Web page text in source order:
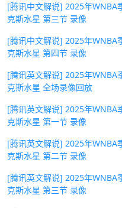
[腾讯中文解说] 2025年WNBA
克斯水星 第三节 录像
[腾讯中文解说] 2025年WNBA
克斯水星 第四节 录像
[腾讯英文解说] 2025年WNBA
克斯水星 全场录像回放
[腾讯英文解说] 2025年WNBA
克斯水星 第一节 录像
[腾讯英文解说] 2025年WNBA
克斯水星 第二节 录像
[腾讯英文解说] 2025年WNBA
克斯水星 第三节 录像